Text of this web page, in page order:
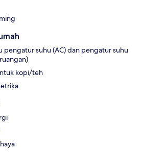
pengatur suhu (AC) dan pengatur suhu
kopi/teh